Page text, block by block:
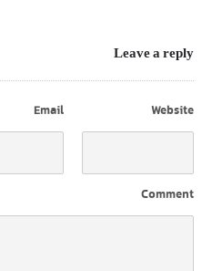
Leave a reply
Email Website
Comment